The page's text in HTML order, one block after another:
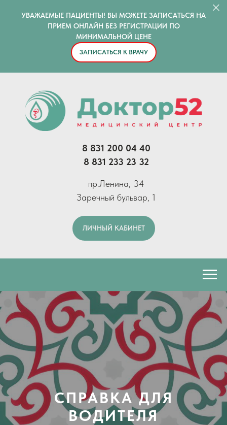
УВАЖАЕМЫЕ ПАЦИЕНТЫ! ВЫ МОЖЕТЕ ЗАПИСАТЬСЯ НА
ПРИЕМ ОНЛАЙН БЕЗ РЕГИСТРАЦИИ ПО
МИНИМАЛЬНОЙ ЦЕНЕ
ЗАПИСАТЬСЯ К ВРАЧУ
8 831 200 04 40
8 831 233 23 32
пр.Ленина, 34
Заречный бульвар, 1
ЛИЧНЫЙ КАБИНЕТ
СПРАВКА ДЛЯ
ВОДИТЕЛЯ